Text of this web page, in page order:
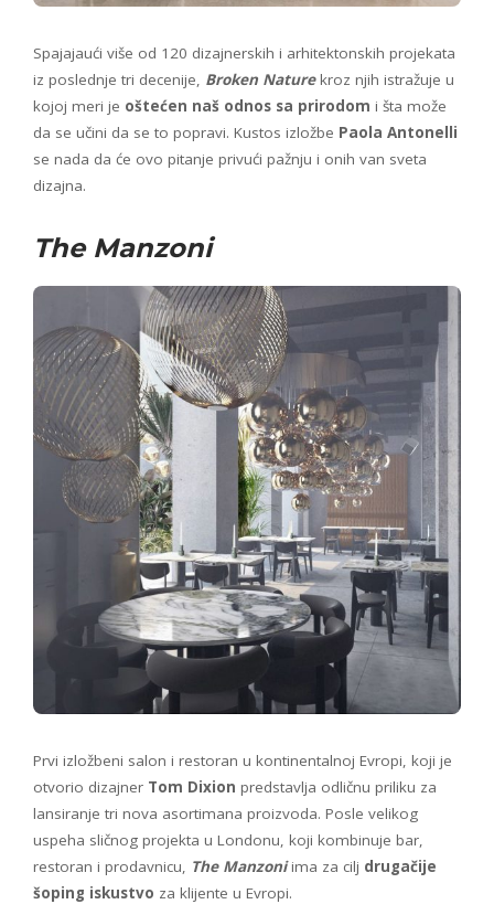
Spajajaući više od 120 dizajnerskih i arhitektonskih projekata
iz poslednje tri decenije, Broken Naturekroz njih istražuje u
kojoj meri je oštećen naš odnos sa prirodom i šta može
da se učini da se to popravi. Kustos izložbe Paola Antonelli
se nada da će ovo pitanje privući pažnju i onih van sveta
dizajna.
The Manzoni
Prvi izložbeni salon i restoran u kontinentalnoj Evropi, koji je
otvorio dizajner Tom Dixion predstavlja odličnu priliku za
lansiranje tri nova asortimana proizvoda. Posle velikog
uspeha sličnog projekta u Londonu, koji kombinuje bar,
restoran i prodavnicu, The Manzoniima za cilj drugačije
šoping iskustvo za klijente u Evropi.